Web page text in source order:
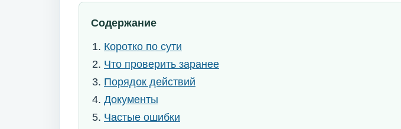
Содержание
Коротко по сути
Что проверить заранее
Порядок действий
Документы
Частые ошибки